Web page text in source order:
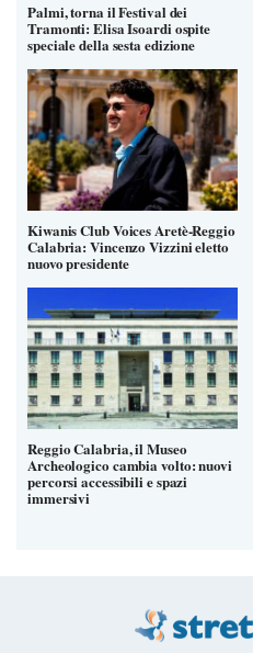
Palmi, torna il Festival dei
Tramonti: Elisa Isoardi ospite
speciale della sesta edizione
Kiwanis Club Voices Aretè-Reggio
Calabria: Vincenzo Vizzini eletto
nuovo presidente
Reggio Calabria, il Museo
Archeologico cambia volto: nuovi
percorsi accessibili e spazi
immersivi